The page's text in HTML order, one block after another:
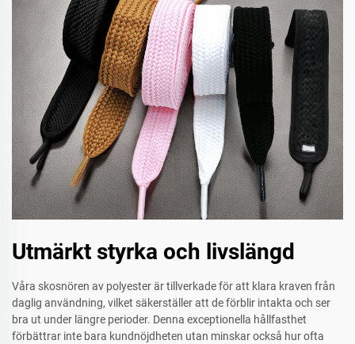
Utmärkt styrka och livslängd
Våra skosnören av polyester är tillverkade för att klara kraven från
daglig användning, vilket säkerställer att de förblir intakta och ser
bra ut under längre perioder. Denna exceptionella hållfasthet
förbättrar inte bara kundnöjdheten utan minskar också hur ofta